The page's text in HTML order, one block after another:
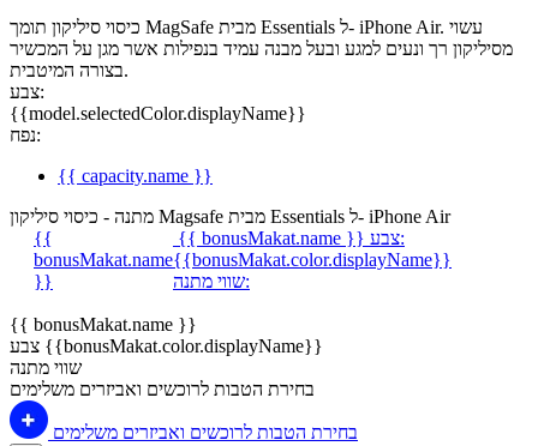
כיסוי סיליקון תומך MagSafe מבית Essentials ל- iPhone Air. עשוי
מסיליקון רך ונעים למגע ובעל מבנה עמיד בנפילות אשר מגן על המכשיר
בצורה המיטבית.
צבע:
{{model.selectedColor.displayName}}
נפח:
{{ capacity.name }}
מתנה - כיסוי סיליקון Magsafe מבית Essentials ל- iPhone Air
{{
bonusMakat.name
}}
{{ bonusMakat.name }}
צבע:
{{bonusMakat.color.displayName}}
שווי מתנה:
{{ bonusMakat.name }}
צבע {{bonusMakat.color.displayName}}
שווי מתנה
בחירת הטבות לרוכשים ואביזרים משלימים
בחירת הטבות לרוכשים ואביזרים משלימים